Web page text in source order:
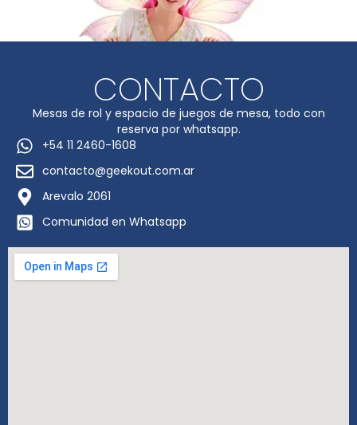
CONTACTO
Mesas de rol y espacio de juegos de mesa, todo con
reserva por whatsapp.
+54 11 2460-1608
contacto@geekout.com.ar
Arevalo 2061
Comunidad en Whatsapp